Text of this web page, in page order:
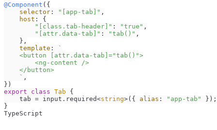
@Component ({
selector : "[app-tab]" ,
host : {
"[class.tab-header]" : "true" ,
"[attr.data-tab]" : "tab()" ,
    },
template :
`
    <button [attr.data-tab]="tab()">
        <ng-content />
    </button>
    `
,
export
class Tab {
    tab = input.
required<string>({ alias : "app-tab"
});
}
TypeScript